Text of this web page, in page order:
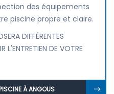
des équipements
piscine propre et claire.
DIFFÉRENTES
L'ENTRETIEN DE VOTRE
À ANGOUS